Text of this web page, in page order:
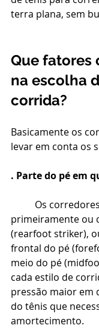
terra plana, sem
Que fatores
na escolha
corrida?
Basicamente os
levar em conta os
. Parte do pé em
Os
primeiramente ou
(rearfoot striker),
frontal do pé
meio do pé
cada estilo de
pressão maior em
do tênis que
amortecimento.